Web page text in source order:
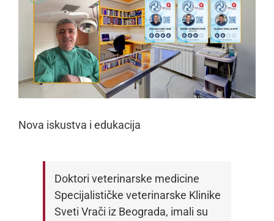
Image
Nova iskustva i edukacija
Doktori veterinarske medicine
Specijalističke veterinarske Klinike
Sveti Vrači iz Beograda, imali su